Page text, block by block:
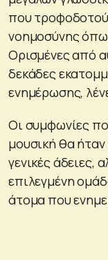
που
νοημοσύνης
Ορισμένες από
δεκάδες
ενημέρωσης,
Οι συμφωνίες
μουσική θα ήταν
γενικές άδειες,
επιλεγμένη
άτομα που